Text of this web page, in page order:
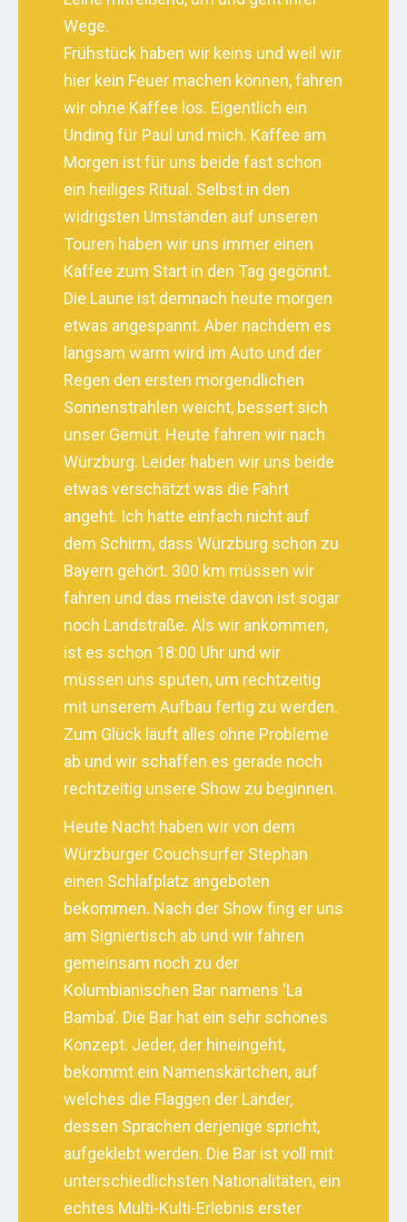
Wege.
Frühstück haben wir keins und weil wir
hier kein Feuer machen können, fahren
wir ohne Kaffee los. Eigentlich ein
Unding für Paul und mich. Kaffee am
Morgen ist für uns beide fast schon
ein heiliges Ritual. Selbst in den
widrigsten Umständen auf unseren
Touren haben wir uns immer einen
Kaffee zum Start in den Tag gegönnt.
Die Laune ist demnach heute morgen
etwas angespannt. Aber nachdem es
langsam warm wird im Auto und der
Regen den ersten morgendlichen
Sonnenstrahlen weicht, bessert sich
unser Gemüt. Heute fahren wir nach
Würzburg. Leider haben wir uns beide
etwas verschätzt was die Fahrt
angeht. Ich hatte einfach nicht auf
dem Schirm, dass Würzburg schon zu
Bayern gehört. 300 km müssen wir
fahren und das meiste davon ist sogar
noch Landstraße. Als wir ankommen,
ist es schon 18:00 Uhr und wir
müssen uns sputen, um rechtzeitig
mit unserem Aufbau fertig zu werden.
Zum Glück läuft alles ohne Probleme
ab und wir schaffen es gerade noch
rechtzeitig unsere Show zu beginnen.
Heute Nacht haben wir von dem
Würzburger Couchsurfer Stephan
einen Schlafplatz angeboten
bekommen. Nach der Show fing er uns
am Signiertisch ab und wir fahren
gemeinsam noch zu der
Kolumbianischen Bar namens ‘La
Bamba’. Die Bar hat ein sehr schönes
Konzept. Jeder, der hineingeht,
bekommt ein Namenskärtchen, auf
welches die Flaggen der Länder,
dessen Sprachen derjenige spricht,
aufgeklebt werden. Die Bar ist voll mit
unterschiedlichsten Nationalitäten, ein
echtes Multi-Kulti-Erlebnis erster